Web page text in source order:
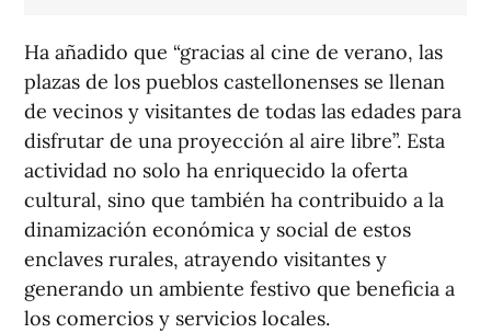
Ha añadido que “gracias al cine de verano, las
plazas de los pueblos castellonenses se llenan
de vecinos y visitantes de todas las edades para
disfrutar de una proyección al aire libre”. Esta
actividad no solo ha enriquecido la oferta
cultural, sino que también ha contribuido a la
dinamización económica y social de estos
enclaves rurales, atrayendo visitantes y
generando un ambiente festivo que beneficia a
los comercios y servicios locales.